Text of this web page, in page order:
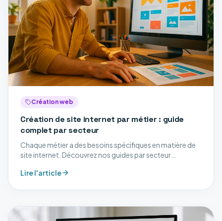
Création web
Création de site internet par métier : guide
complet par secteur
Chaque métier a des besoins spécifiques en matière de
site internet. Découvrez nos guides par secteur
Lire l'article